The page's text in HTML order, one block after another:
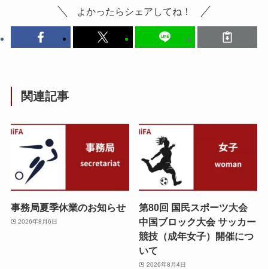
よかったらシェアしてね！
関連記事
事務局夏季休業のお知らせ
2026年8月6日
第80回 国民スポーツ大会
中国ブロック大会 サッカー
競技（成年女子）開催につ
いて
2026年8月4日